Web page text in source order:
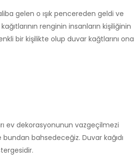
gelen o ışık pencereden geldi ve
renginin insanların kişiliğinin
bir kişilikte olup duvar kağtlarını ona
ev dekorasyonunun vazgeçilmezi
bahsedeceğiz. Duvar kağıdı